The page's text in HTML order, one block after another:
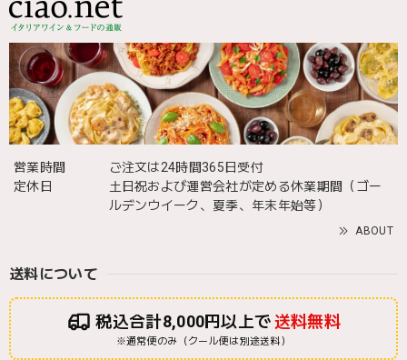
営業時間
ご注文は24時間365日受付
定休日
土日祝および運営会社が定める休業期間（ゴー
ルデンウイーク、夏季、年末年始等）
ABOUT
送料について
税込合計8,000円以上で送料無料
※通常便のみ（クール便は別途送料）